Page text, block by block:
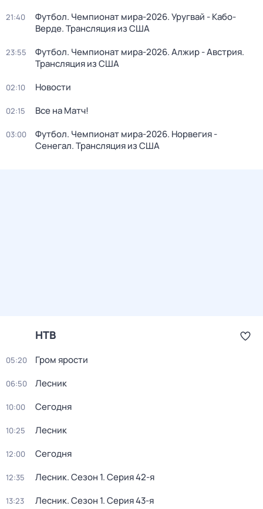
21:40
Футбол. Чемпионат мира-2026. Уругвай - Кабо-
Верде. Трансляция из США
23:55
Футбол. Чемпионат мира-2026. Алжир - Австрия.
Трансляция из США
02:10 Новости
02:15 Все на Матч!
03:00
Футбол. Чемпионат мира-2026. Норвегия -
Сенегал. Трансляция из США
НТВ
05:20 Гром ярости
06:50 Лесник
10:00 Сегодня
10:25 Лесник
12:00 Сегодня
12:35 Лесник. Сезон 1. Серия 42-я
13:23 Лесник. Сезон 1. Серия 43-я